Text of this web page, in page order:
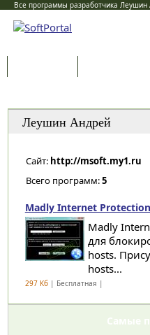
Все программы разработчика Леушин
Леушин Андрей
Сайт: http://msoft.my1.ru
Всего программ:5
Madly Internet
Madly
для
hosts.
hosts...
297 Кб| Бесплатная |
Самые